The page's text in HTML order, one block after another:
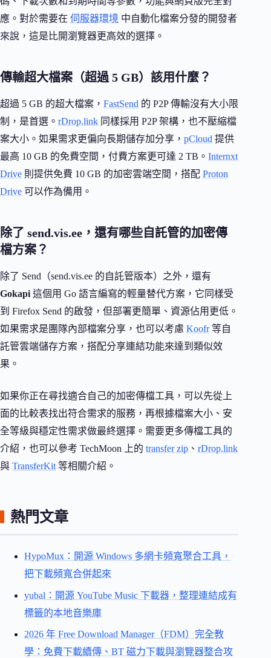
應。對於需要在 伺服器環境 中自動化檔案分發的開發者
來說，這是比開瀏覽器更高效的選擇。
傳輸超大檔案（超過 5 GB）該用什麼？
超過 5 GB 的超大檔案， FastSend 的 P2P 傳輸沒有大小限
制，是首選。 rDrop.link 同樣採用 P2P 架構，也不壓縮檔
案大小。如果需求更偏向長期儲存加分享， pCloud 提供
最高 10 GB 的免費空間，付費方案更可達 2 TB。 Internxt
Drive 則提供免費 10 GB 的加密雲端空間，搭配 Proton
Drive 可以作為備用。
除了 send.vis.ee，還有哪些自託管的加密傳
檔方案？
除了 Send（send.vis.ee 的自託管版本）之外，還有
Gokapi 這個用 Go 語言編寫的輕量替代方案，它同樣受
到 Firefox Send 的啟發，但部署更簡單、資源佔用更低。
如果需求是團隊內部檔案分享，也可以考慮 Koofr等自
託管雲端儲存方案，搭配分享連結功能來達到類似效
果。
如果你正在尋找適合自己的加密傳檔工具，可以先從上
面的比較表找出符合需求的服務，再根據檔案大小、安
全等級與穩定性需求做最終選擇。需要更多傳檔工具的
介紹，也可以參考 TechMoon 上的 transfer zip 、 rDrop.link
與 TransferKit 等相關介紹。
熱門文章
HypoMux：開源 Windows 多網卡頻寬聚合工具，
把下載頻寬合併起來
yubal：開源 YouTube Music 下載器，整理連結成有
標籤的本地音樂庫
2026 年 Free Download Manager（FDM）完全教
學：免費下載續傳、BT 磁力下載與瀏覽器整合攻